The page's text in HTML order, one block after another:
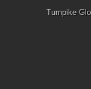
Turnpike